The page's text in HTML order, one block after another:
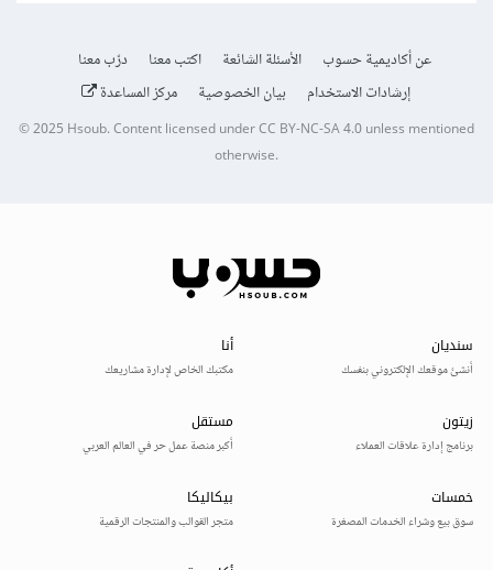
عن أكاديمية حسوب الأسئلة الشائعة اكتب معنا
درّب معنا
إرشادات الاستخدام
بيان الخصوصية مركز المساعدة
© 2025Hsoub.Content licensed underCC BY-NC-SA 4.0unless mentioned
otherwise.